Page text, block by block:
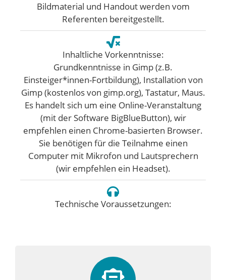
Bildmaterial und Handout werden vom
Referenten bereitgestellt.
Inhaltliche Vorkenntnisse:
Grundkenntnisse in Gimp (z.B.
Einsteiger*innen-Fortbildung), Installation von
Gimp (kostenlos von gimp.org), Tastatur, Maus.
Es handelt sich um eine Online-Veranstaltung
(mit der Software BigBlueButton), wir
empfehlen einen Chrome-basierten Browser.
Sie benötigen für die Teilnahme einen
Computer mit Mikrofon und Lautsprechern
(wir empfehlen ein Headset).
Technische Voraussetzungen: